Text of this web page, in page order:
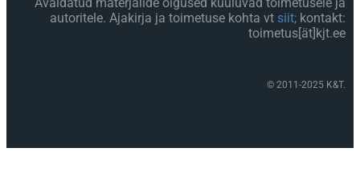
autoritele. Ajakirja ja toimetuse kohta vt siit; kontakt:
toimetus[ät]kjt.ee
© 2011-2025 K&T.